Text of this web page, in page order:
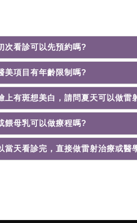
次看診可以先預約嗎?
美項目有年齡限制嗎?
上有斑想美白，請問夏天可以做雷
餵母乳可以做療程嗎?
當天看診完，直接做雷射治療或醫